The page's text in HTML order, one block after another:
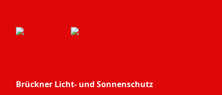
Brückner Licht- und Sonnenschutz